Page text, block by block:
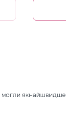
могли якнайшвидше